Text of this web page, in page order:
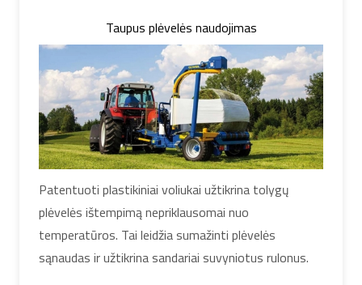
Taupus plėvelės naudojimas
Patentuoti plastikiniai voliukai užtikrina tolygų
plėvelės ištempimą nepriklausomai nuo
temperatūros. Tai leidžia sumažinti plėvelės
sąnaudas ir užtikrina sandariai suvyniotus rulonus.